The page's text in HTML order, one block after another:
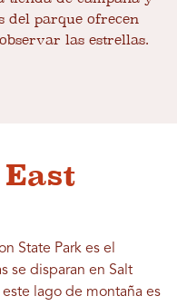
del parque ofrecen
las estrellas.
State Park es el
se disparan en Salt
lago de montaña es